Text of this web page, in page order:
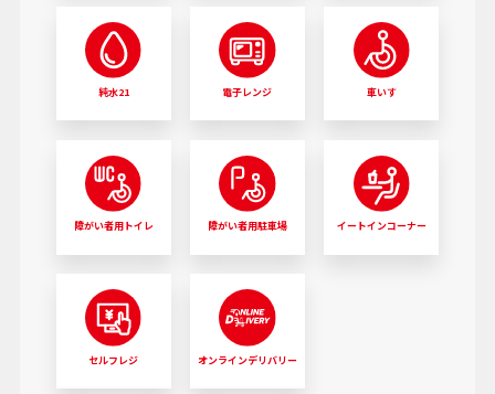
純水21 電子レンジ 車いす
障がい者用トイレ 障がい者用駐車場 イートインコーナー
セルフレジ オンラインデリバリー